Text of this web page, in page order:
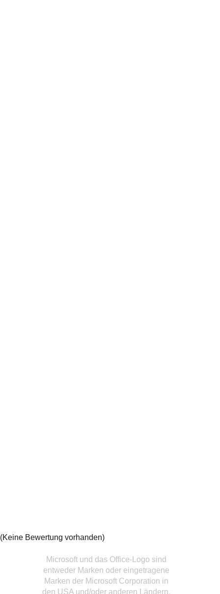
(Keine Bewertung vorhanden)
Microsoft und das Office-Logo sind
entweder Marken oder eingetragene
Marken der Microsoft Corporation in
den USA und/oder anderen Ländern.